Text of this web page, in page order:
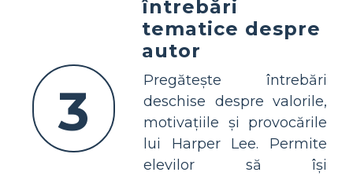
3
întrebări
tematice despre
autor
Pregătește întrebări
deschise despre valorile,
motivațiile și provocările
lui Harper Lee. Permite
elevilor să își